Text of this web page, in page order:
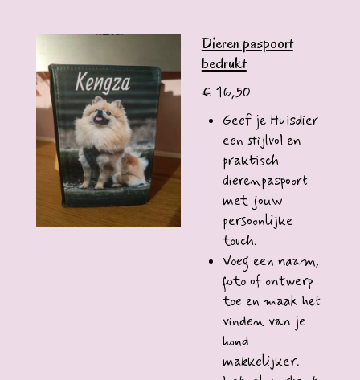
Dieren paspoort
bedrukt
€ 16,50
Geef je Huisdier
een stijlvol en
praktisch
dierenpaspoort
met jouw
persoonlijke
touch.
Voeg een naam,
foto of ontwerp
toe en maak het
vinden van je
hond
makkelijker.